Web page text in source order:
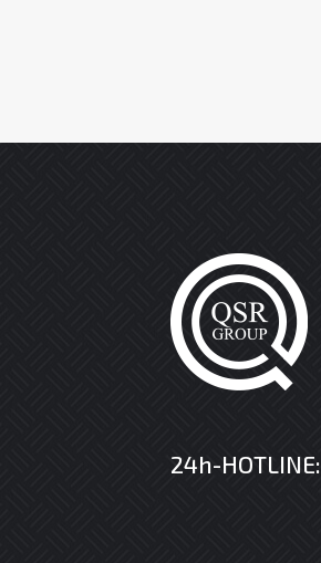
24h-HOTLINE: